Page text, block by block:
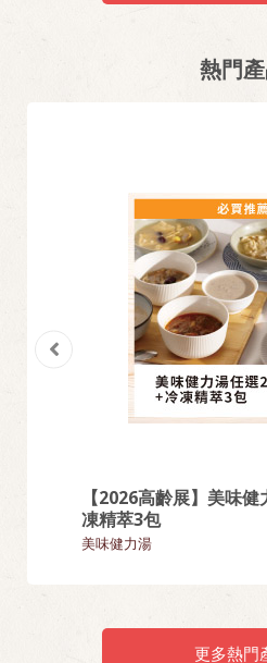
熱門
【2026高齡展】美味
凍精萃3包
美味健力湯
更多熱門